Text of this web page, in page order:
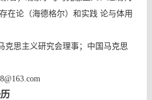
在论（海德格尔）和实践 论与体用
克思主义研究会理事；中国马克思
@163.com